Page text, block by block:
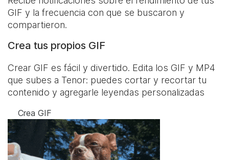
GIF y la frecuencia con que se buscaron y
compartieron.
Crea tus propios GIF
Crear GIF es fácil y divertido. Edita los GIF y MP4
que subes a Tenor: puedes cortar y recortar tu
contenido y agregarle leyendas personalizadas
Crea GIF